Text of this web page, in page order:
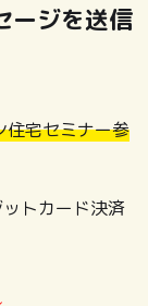
ージを送信
住宅セミナー参
トカード決済